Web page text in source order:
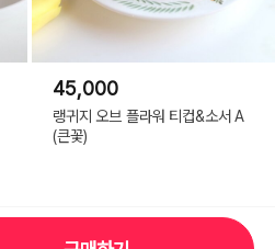
45,000
랭귀지 오브 플라워 티컵&소서 A
(큰꽃)